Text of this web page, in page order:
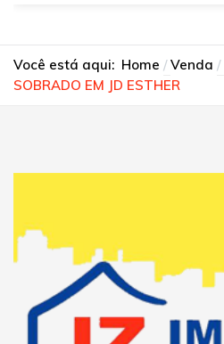
Você está aqui: Home Venda
SOBRADO EM JD ESTHER